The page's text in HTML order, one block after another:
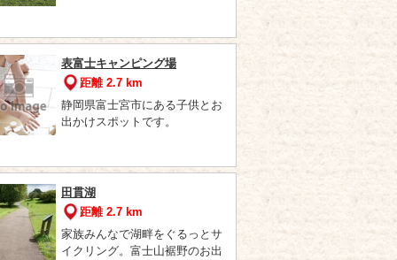
表富士キャンピング場
距離 2.7 km
静岡県富士宮市にある子供とお
出かけスポットです。
田貫湖
距離 2.7 km
家族みんなで湖畔をぐるっとサ
イクリング。富士山裾野のお出